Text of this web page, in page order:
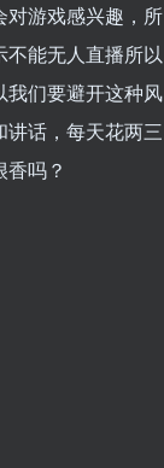
对游戏感兴趣，所
能无人直播所以
我们要避开这种风
话，每天花两三
吗？